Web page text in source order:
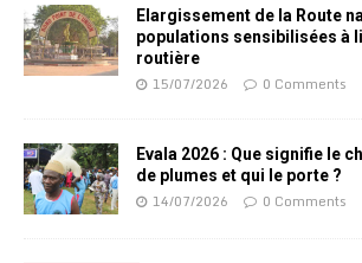
Elargissement de la Route
populations sensibilisées à
routière
15/07/2026 0 Comments
Evala 2026 : Que signifie le
de plumes et qui le porte ?
14/07/2026 0 Comments